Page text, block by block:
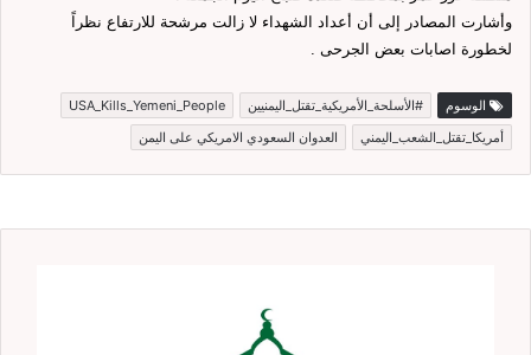
وأشارت المصادر إلى أن أعداد الشهداء لا زالت مرشحة للارتفاع نظراً
لخطورة اصابات بعض الجرحى .
الوسوم #الأسلحة_الأمريكية_تقتل_اليمنيين
USA_Kills_Yemeni_People
أمريكا_تقتل_الشعب_اليمني
العدوان السعودي الامريكي على اليمن